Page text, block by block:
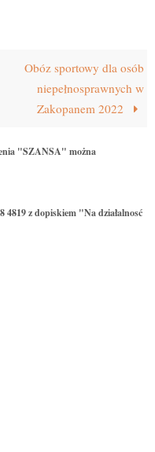
Obóz sportowy dla osób
niepełnosprawnych w
Zakopanem 2022
"SZANSA" można
4819 z dopiskiem "Na działalnosć